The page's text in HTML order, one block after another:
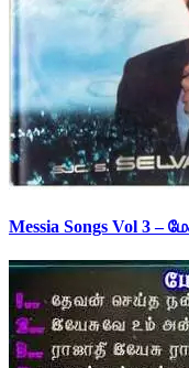
Messia Songs Vol 3 –